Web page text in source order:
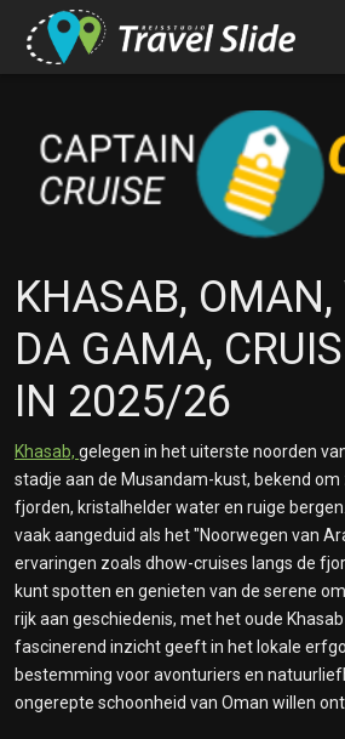
Skip to main content
KHASAB, OMAN,
DA GAMA,
IN 2025/26
Khasab, gelegen in het uiterste noorden
stadje aan de Musandam-kust, bekend
fjorden, kristalhelder water en ruige
vaak aangeduid als het "Noorwegen van
ervaringen zoals dhow-cruises langs de
kunt spotten en genieten van de serene
rijk aan geschiedenis, met het oude
fascinerend inzicht geeft in het lokale
bestemming voor avonturiers en
ongerepte schoonheid van Oman willen